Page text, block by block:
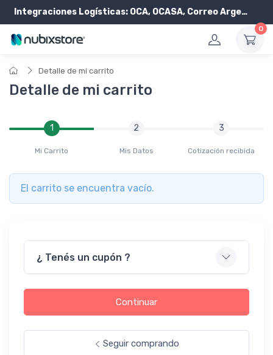
Integraciones Logísticas: OCA, OCASA, Correo Argentino, Andreani y PickIt
0
Detalle de mi carrito
Detalle de mi carrito
1
Mi Carrito
2
Mis Datos
3
Cotización recibida
El carrito se encuentra vacío.
¿ Tenés un cupón ?
Continuar
Seguir comprando